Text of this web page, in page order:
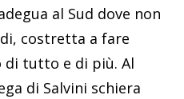
al Sud dove non
costretta a fare
tutto e di più. Al
di Salvini schiera